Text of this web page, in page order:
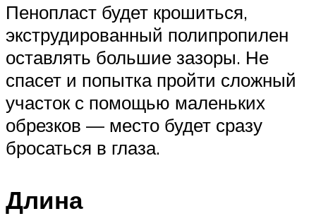
Пенопласт будет крошиться,
экструдированный полипропилен
оставлять большие зазоры. Не
спасет и попытка пройти сложный
участок с помощью маленьких
обрезков — место будет сразу
бросаться в глаза.
Длина